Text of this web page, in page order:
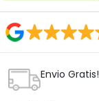
Envio Gratis!